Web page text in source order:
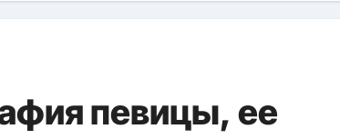
для маникюра, педикюра, наращивания
певицы, ее